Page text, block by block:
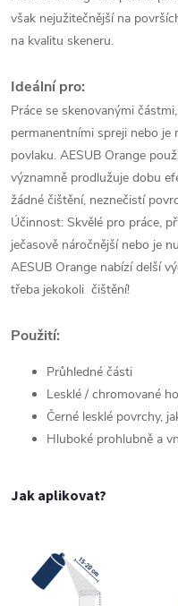
však nejužitečnější na
na kvalitu skeneru.
Ideální pro:
Práce se skenovanými
permanentními spreji nebo
povlaku. AESUB Orange
významně prodlužuje dobu
žádné čištění, neznečistí
Účinnost: Skvělé pro práce,
ječasově náročnější nebo je
AESUB Orange nabízí delší
třeba jekokoli čištění!
Použití:
Průhledné části
Lesklé / chromované
Černé lesklé povrchy,
Hluboké prohlubně a
Jak aplikovat?